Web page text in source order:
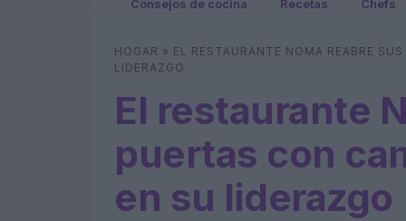
Consejos de cocina Recetas Chefs
HOGAR » EL RESTAURANTE NOMA REABRE
LIDERAZGO
El restaurante
puertas con
en su liderazgo